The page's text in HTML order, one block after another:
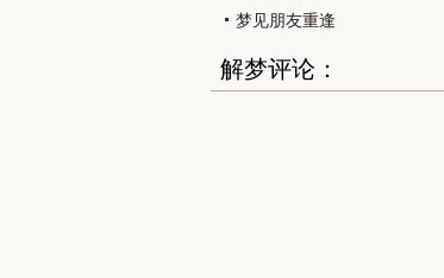
梦见朋友重逢
解梦评论：